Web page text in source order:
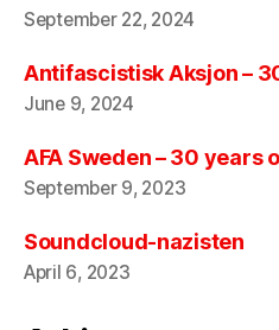
September 22, 2024
Antifascistisk Aksjon –
June 9, 2024
AFA Sweden – 30 years
September 9, 2023
Soundcloud-nazisten
April 6, 2023